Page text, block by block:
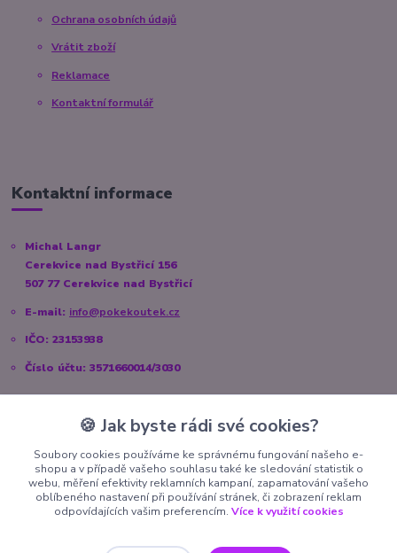
Ochrana osobních údajů
Vrátit zboží
Reklamace
Kontaktní formulář
Kontaktní informace
Michal Langr
Cerekvice nad Bystřicí 156
507 77 Cerekvice nad Bystřicí
E-mail: info@pokekoutek.cz
IČO: 23153938
Číslo účtu: 3571660014/3030
Sociální sítě
Instagram:@pokekoutek.cz
Facebook:@PokeKoutek.cz
🍪 Jak byste rádi své cookies?
Soubory cookies používáme ke správnému fungování našeho e-
shopu a v případě vašeho souhlasu také ke sledování statistik o
webu, měření efektivity reklamních kampaní, zapamatování vašeho
oblíbeného nastavení při používání stránek, či zobrazení reklam
odpovídajících vašim preferencím. Více k využití cookies